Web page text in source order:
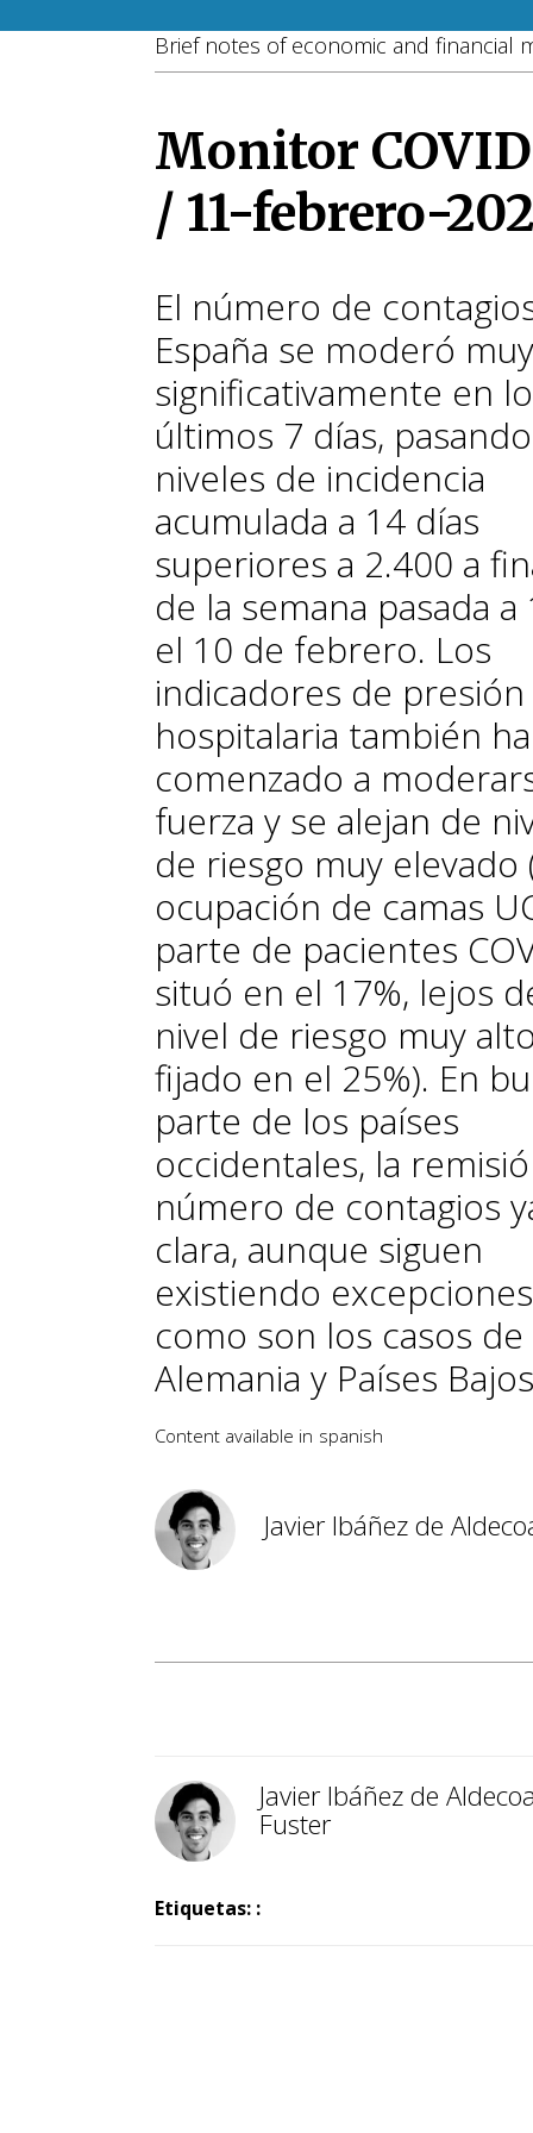
Brief notes of economic and financial
Monitor
/ 11-febrero-
El número de
España se moderó muy
significativamente en
últimos 7 días,
niveles de incidencia
acumulada a 14 días
superiores a 2.400 a
de la semana pasada a
el 10 de febrero. Los
indicadores de presión
hospitalaria también
comenzado a
fuerza y se alejan de
de riesgo muy elevado
ocupación de camas
parte de pacientes
situó en el 17%, lejos
nivel de riesgo muy
fijado en el 25%). En
parte de los países
occidentales, la
número de contagios
clara, aunque siguen
existiendo
como son los casos de
Alemania y Países
Content available in spanish
Javier Ibáñez de
Javier Ibáñez de
Fuster
Etiquetas: